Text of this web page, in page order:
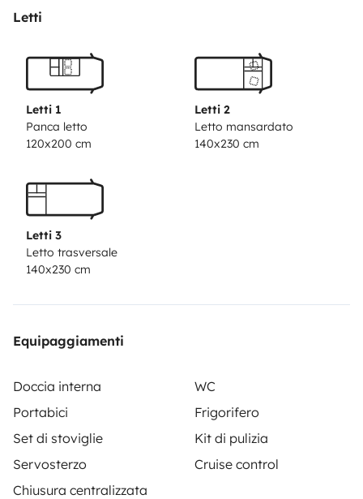
ducha estan separados y los dos amplios y prácticos.
Letti
Letti 1
Panca letto
120x200 cm
Letti 2
Letto mansardato
140x230 cm
Letti 3
Letto trasversale
140x230 cm
Equipaggiamenti
Doccia interna
WC
Portabici
Frigorifero
Set di stoviglie
Kit di pulizia
Servosterzo
Cruise control
Chiusura centralizzata